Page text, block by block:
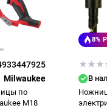
Milwaukee
по
M18
8%
В